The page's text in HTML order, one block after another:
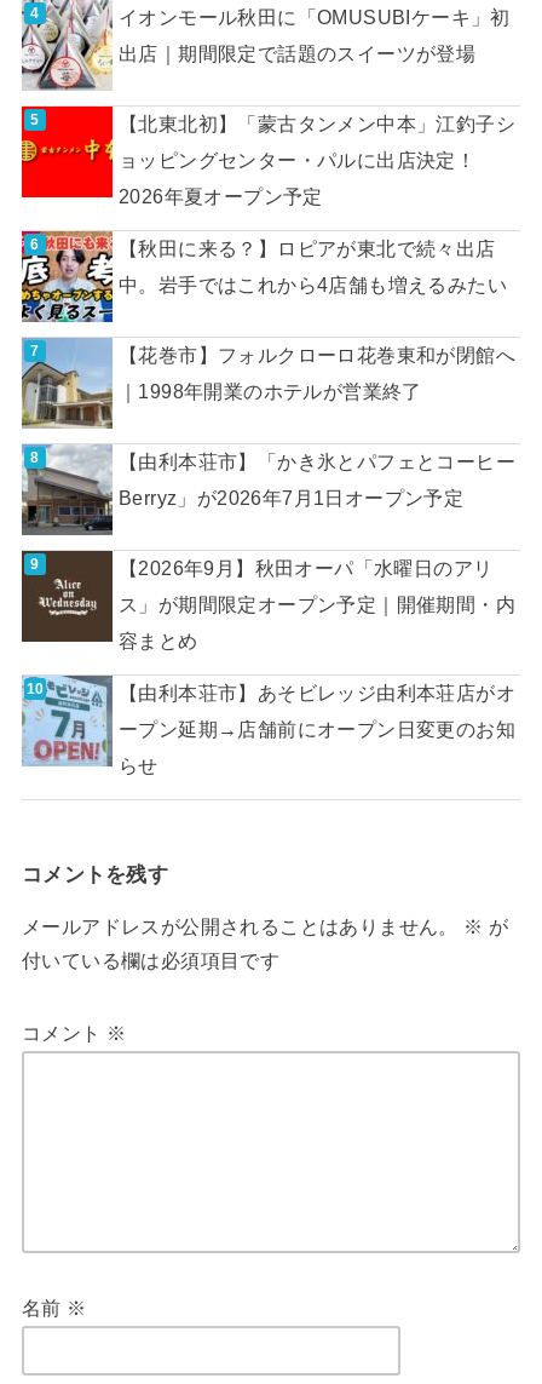
イオンモール秋田に「OMUSUBIケーキ」初
出店｜期間限定で話題のスイーツが登場
【北東北初】「蒙古タンメン中本」江釣子シ
ョッピングセンター・パルに出店決定！
2026年夏オープン予定
【秋田に来る？】ロピアが東北で続々出店
中。岩手ではこれから4店舗も増えるみたい
【花巻市】フォルクローロ花巻東和が閉館へ
｜1998年開業のホテルが営業終了
【由利本荘市】「かき氷とパフェとコーヒー
Berryz」が2026年7月1日オープン予定
【2026年9月】秋田オーパ「水曜日のアリ
ス」が期間限定オープン予定｜開催期間・内
容まとめ
【由利本荘市】あそビレッジ由利本荘店がオ
ープン延期→店舗前にオープン日変更のお知
らせ
コメントを残す
メールアドレスが公開されることはありません。 ※ が
付いている欄は必須項目です
コメント ※
名前 ※